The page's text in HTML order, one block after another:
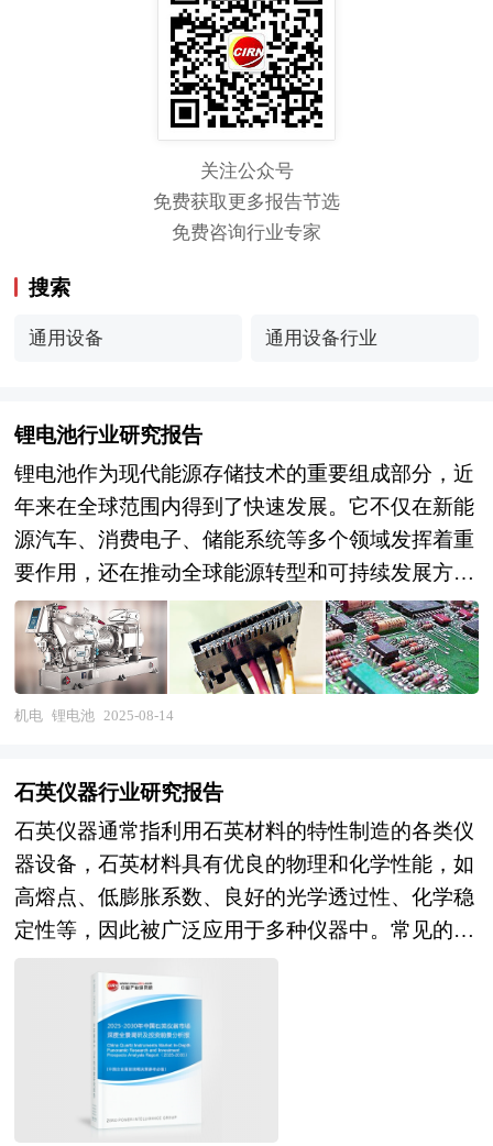
关注公众号
免费获取更多报告节选
免费咨询行业专家
搜索
通用设备 通用设备行业
锂电池行业研究报告
锂电池作为现代能源存储技术的重要组成部分，近
年来在全球范围内得到了快速发展。它不仅在新能
源汽车、消费电子、储能系统等多个领域发挥着重
要作用，还在推动全球能源转型和可持续发展方面
具有不可替代的地位。随着技术的不断进步和市场
需求的持续增长，锂电池行业正经历着前所未有的
发展机遇。 当前，中国锂电池行业正处于技术创
新和市场拓展的关键时期。一方面，随着技术的进
离子电池凭借其高能量密度和长循环寿命，已成为
当前市场的主流选择。另一方面，市场需求的多样
化和高端化趋势促使企业不断提升产品质量和服务
水平。随着新能源汽车和储能市场的快速发展，锂
电池的需求持续增长，推动了行业的快速扩张。未
来，锂电池行业将朝着更加智能化、绿色化和高效
化的方向发展。在技术层面，新型材料的研发和应
用将推动锂电池性能的进一步提升。例如，固态电
池以其高能量密度和安全性，有望在未来几年内实
现商业化应用。在市场格局方面，随着全球化的加
速，锂电池行业的国际竞争将更加激烈。中国企业
机电 锂电池 2025-08-14
石英仪器行业研究报告
石英仪器通常指利用石英材料的特性制造的各类仪
器设备，石英材料具有优良的物理和化学性能，如
高熔点、低膨胀系数、良好的光学透过性、化学稳
定性等，因此被广泛应用于多种仪器中。常见的石
英仪器研究报告对石英仪器行业研究的内容和方法
进行全面的阐述和论证，对研究过程中所获取的石
英仪器资料进行全面系统的整理和分析，通过图
表、统计结果及文献资料，或以纵向的发展过程，
或横向类别分析提出论点、分析论据，进行论证。